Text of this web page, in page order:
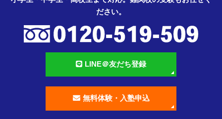
ださい。
LINE＠友だち登録
無料体験・入塾申込